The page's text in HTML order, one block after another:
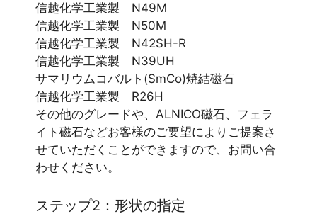
信越化学工業製 N49M
信越化学工業製 N50M
信越化学工業製 N42SH-R
信越化学工業製 N39UH
サマリウムコバルト(SmCo)焼結磁石
信越化学工業製 R26H
その他のグレードや、ALNICO磁石、フェラ
イト磁石などお客様のご要望によりご提案さ
せていただくことができますので、お問い合
わせください。
ステップ2：形状の指定